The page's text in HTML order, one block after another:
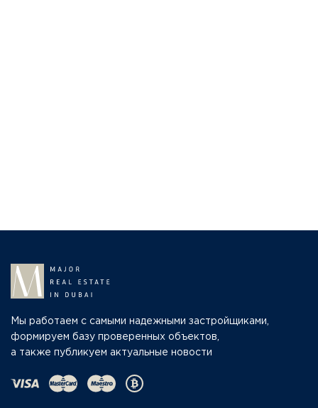
Мы работаем с самыми надежными застройщиками,
формируем базу проверенных объектов,
а также публикуем актуальные новости